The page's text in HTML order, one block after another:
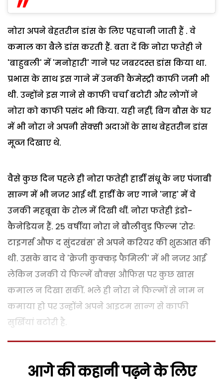
नोरा अपने बेहतरीन डांस के लिए पहचानी जाती हैं . वे
कमाल का बैले डांस करती हैं. बता दें कि नोरा फतेही ने
'बाहुबली' में 'मनोहारी' गाने पर जबरदस्त डांस किया था.
प्रभास के साथ इस गाने में उनकी कैमेस्ट्री काफी जमी भी
थी. उन्होंने इस गाने से काफी चर्चा बटोरी और लोगों ने
नोरा को काफी पसंद भी किया. यही नहीं, बिग बौस के घर
में भी नोरा ने अपनी सेक्सी अदाओं के साथ बेहतरीन डांस
मूव्ज दिखाए थे.
वैसे कुछ दिन पहले ही नोरा फतेही हार्डी संधू के नए पंजाबी
सान्ग में भी नजर आई थीं. हार्डी के नए गाने 'नाह' में वे
उनकी महबूबा के रोल में दिखी थीं. नोरा फतेही इंडो-
कैनेडियन हैं. 25 वर्षीया नोरा ने बौलीवुड फिल्म 'रोरः
टाइगर्स औफ द सुंदरबंस' से अपने करियर की शुरुआत की
थी. उसके बाद वे 'क्रेजी कुक्कड़ फैमिली' में भी नजर आईं
लेकिन उनकी ये फिल्में बौक्स औफिस पर कुछ खास
कमाल न दिखा सकीं. भले ही नोरा ने फिल्मों से नाम न
कमाया हो पर उन्होंने अपने आइटम सान्ग से काफी
सुर्खियां बटोरी है.
आगे की कहानी पढ़ने के लिए